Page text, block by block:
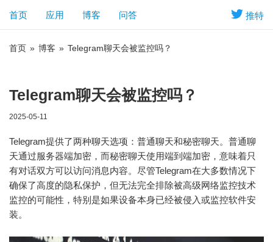
推特
首页 应用 博客 问答
首页 » 博客 » Telegram聊天会被监控吗？
Telegram聊天会被监控吗？
2025-05-11
Telegram提供了两种聊天选项：普通聊天和秘密聊天。普通聊
天通过服务器端加密，而秘密聊天使用端到端加密，意味着只
有对话双方可以访问消息内容。尽管Telegram在大多数情况下
确保了高度的隐私保护，但无法完全排除被高级网络监控技术
监控的可能性，特别是如果设备本身已经被侵入或监控软件安
装。